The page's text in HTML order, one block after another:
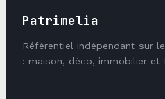
Patrimelia
Référentiel indépendant sur
: maison, déco, immobilier et